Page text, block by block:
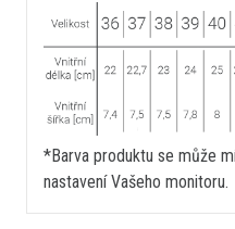
*Barva produktu se může
nastavení Vašeho monitoru.